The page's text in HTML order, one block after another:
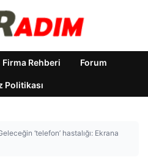
Firma Rehberi Forum
Politikası
‘telefon’ hastalığı: Ekrana